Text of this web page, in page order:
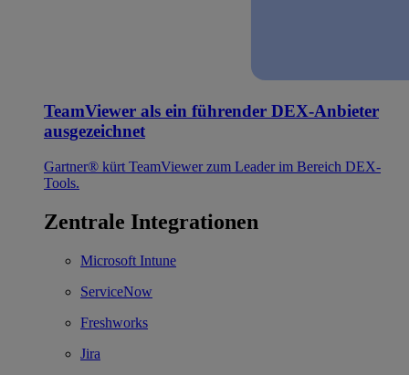
TeamViewer als ein führender DEX-Anbieter
ausgezeichnet
Gartner® kürt TeamViewer zum Leader im Bereich DEX-
Tools.
Zentrale Integrationen
Microsoft Intune
ServiceNow
Freshworks
Jira